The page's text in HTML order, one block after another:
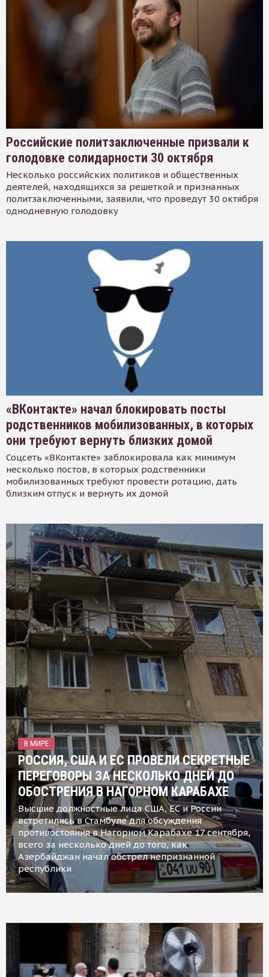
Российские политзаключенные призвали к
голодовке солидарности 30 октября
Несколько российских политиков и общественных
деятелей, находящихся за решеткой и признанных
политзаключенными, заявили, что проведут 30 октября
однодневную голодовку
«ВКонтакте» начал блокировать посты
родственников мобилизованных, в которых
они требуют вернуть близких домой
Соцсеть «ВКонтакте» заблокировала как минимум
несколько постов, в которых родственники
мобилизованных требуют провести ротацию, дать
близким отпуск и вернуть их домой
В МИРЕ
РОССИЯ, США И ЕС ПРОВЕЛИ СЕКРЕТНЫЕ
ПЕРЕГОВОРЫ ЗА НЕСКОЛЬКО ДНЕЙ ДО
ОБОСТРЕНИЯ В НАГОРНОМ КАРАБАХЕ
Высшие должностные лица США, ЕС и России
встретились в Стамбуле для обсуждения
противостояния в Нагорном Карабахе 17 сентября,
всего за несколько дней до того, как
Азербайджан начал обстрел непризнанной
республики